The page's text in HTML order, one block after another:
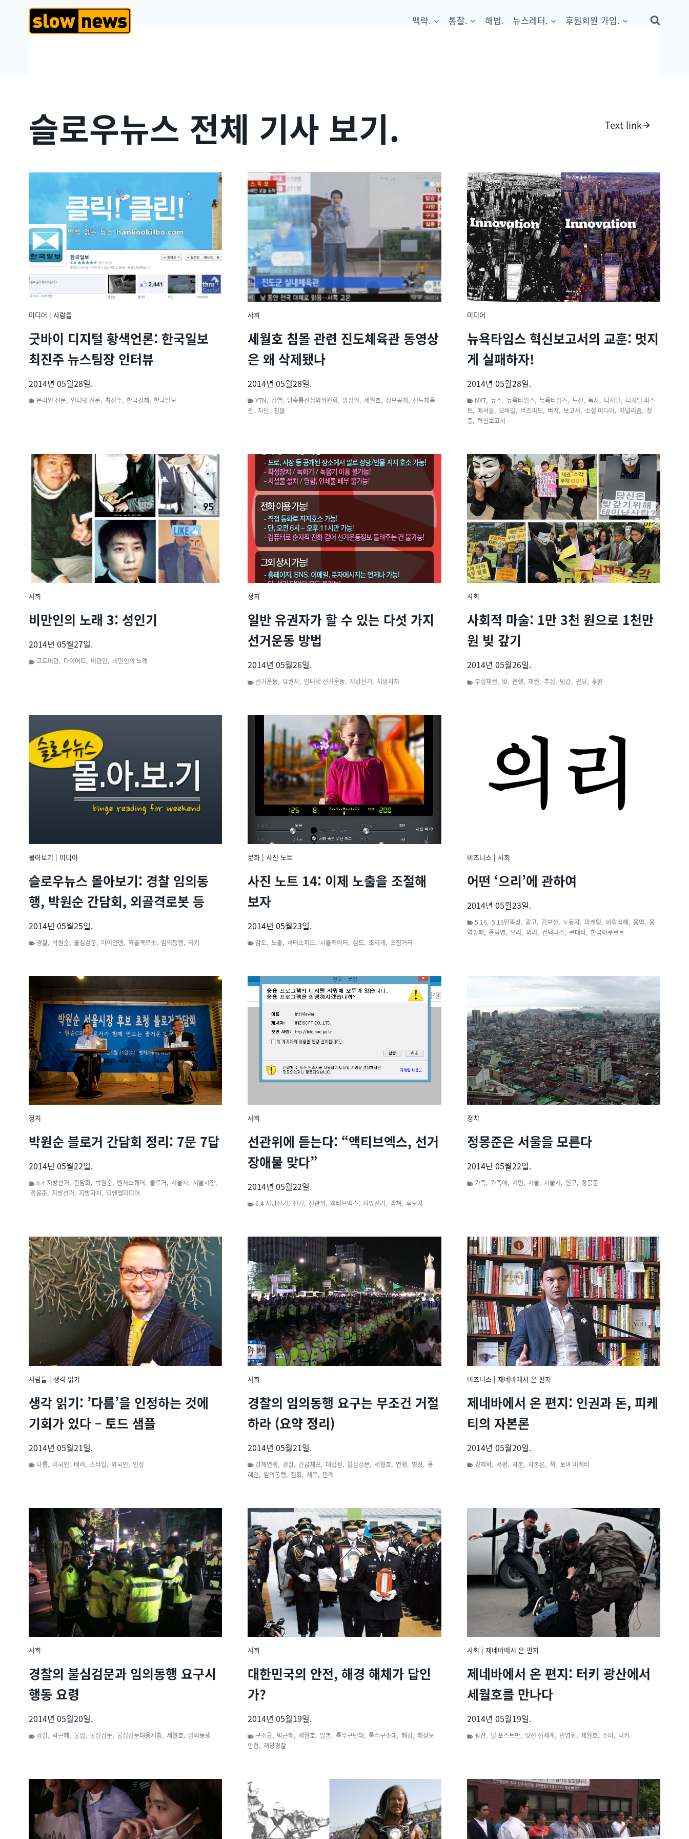
맥락. 통찰. 해법. 뉴스레터. 후원회원 가입.
슬로우뉴스 전체 기사 보기. Text link
미디어 | 사람들
굿바이 디지털 황색언론: 한국일보
최진주 뉴스팀장 인터뷰
2014년 05월28일.
온라인 신문, 인터넷 신문, 최진주, 한국경제, 한국일보
사회
세월호 침몰 관련 진도체육관 동영상
은 왜 삭제됐나
2014년 05월28일.
YTN, 검열, 방송통신심의위원회, 방심위, 세월호, 정보공개, 진도체육
관, 차단, 침몰
미디어
뉴욕타임스 혁신보고서의 교훈: 멋지
게 실패하자!
2014년 05월28일.
NYT, 뉴스, 뉴욕타임스, 뉴욕타임즈, 도전, 독자, 디지털, 디지털 퍼스
트, 매셔블, 모바일, 버즈피드, 버지, 보고서, 소셜 미디어, 저널리즘, 청
중, 혁신보고서
사회
비만인의 노래 3: 성인기
2014년 05월27일.
고도비만, 다이어트, 비만인, 비만인의 노래
정치
일반 유권자가 할 수 있는 다섯 가지
선거운동 방법
2014년 05월26일.
선거운동, 유권자, 인터넷 선거운동, 지방선거, 지방자치
사회
사회적 마술: 1만 3천 원으로 1천만
원 빚 갚기
2014년 05월26일.
부실채권, 빚, 은행, 채권, 추심, 탕감, 펀딩, 후원
몰아보기 | 미디어
슬로우뉴스 몰아보기: 경찰 임의동
행, 박원순 간담회, 외골격로봇 등
2014년 05월25일.
경찰, 박원순, 불심검문, 아이언맨, 외골격로봇, 임의동행, 터키
문화 |사진 노트
사진 노트 14: 이제 노출을 조절해
보자
2014년 05월23일.
감도, 노출, 셔터스피드, 시뮬레이터, 심도, 조리개, 초점거리
비즈니스 | 사회
어떤 ‘으리’에 관하여
2014년 05월23일.
5.16, 5.16민족상, 광고, 김보성, 노동자, 마케팅, 비락식혜, 용역, 용
역깡패, 윤덕병, 으리, 의리, 컨택터스, 쿠데타, 한국야쿠르트
정치
박원순 블로거 간담회 정리: 7문 7답
2014년 05월22일.
6.4 지방선거, 간담회, 박원순, 벤처스퀘어, 블로거, 서울시, 서울시장,
정몽준, 지방선거, 지방자치, 티엔엠미디어
사회
선관위에 듣는다: “액티브엑스, 선거
장애물 맞다”
2014년 05월22일.
6.4 지방선거, 선거, 선관위, 액티브엑스, 지방선거, 캡쳐, 후보자
정치
정몽준은 서울을 모른다
2014년 05월22일.
가족, 가족애, 서민, 서울, 서울시, 인구, 정몽준
사람들 | 생각 읽기
생각 읽기: ’다름’을 인정하는 것에
기회가 있다 – 토드 샘플
2014년 05월21일.
다름, 미국인, 배려, 스타일, 외국인, 인정
사회
경찰의 임의동행 요구는 무조건 거절
하라 (요약 정리)
2014년 05월21일.
강제연행, 경찰, 긴급체포, 대법원, 불심검문, 세월호, 연행, 영장, 용
혜인, 임의동행, 집회, 체포, 판례
비즈니스| 제네바에서 온 편지
제네바에서 온 편지: 인권과 돈, 피케
티의 자본론
2014년 05월20일.
경제학, 서평, 자본, 자본론, 책, 토마 피케티
사회
경찰의 불심검문과 임의동행 요구시
행동 요령
2014년 05월20일.
경찰, 박근혜, 불법, 불심검문, 불심검문대응지침, 세월호, 임의동행
사회
대한민국의 안전, 해경 해체가 답인
가?
2014년 05월19일.
구조율, 박근혜, 세월호, 일본, 특수구난대, 특수구조대, 해경, 해상보
안청, 해양경찰
사회 | 제네바에서 온 편지
제네바에서 온 편지: 터키 광산에서
세월호를 만나다
2014년 05월19일.
광산, 닐 포스트만, 멋진 신세계, 민영화, 세월호, 소마, 터키